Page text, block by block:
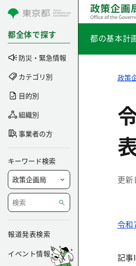
コンテンツにスキップ
都全体で探す
防災・緊急情報
カテゴリ別
目的別
組織別
事業者の方
キーワード検索
報道発表検索
イベント情報
都の基本計
政策
更新
令和
記